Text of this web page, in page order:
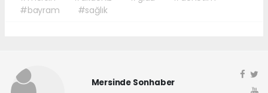
#bayram
#sağlık
Mersinde Sonhaber